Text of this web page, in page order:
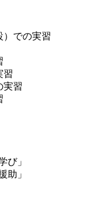
での実習
習
実習
び」
助」